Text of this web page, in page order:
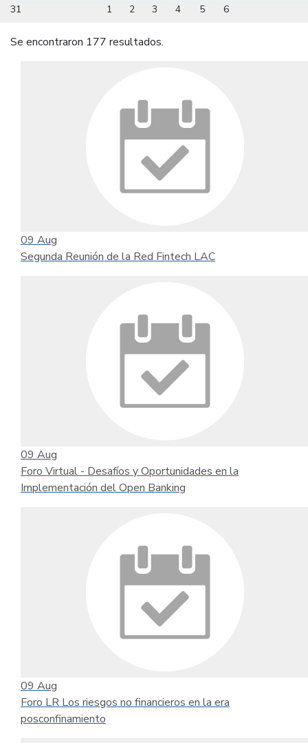
31
1 2 3 4 5 6
Se encontraron 177 resultados.
09 Aug
Segunda Reunión de la Red Fintech LAC
09 Aug
Foro Virtual - Desafíos y Oportunidades en la
Implementación del Open Banking
09 Aug
Foro LR Los riesgos no financieros en la era
posconfinamiento